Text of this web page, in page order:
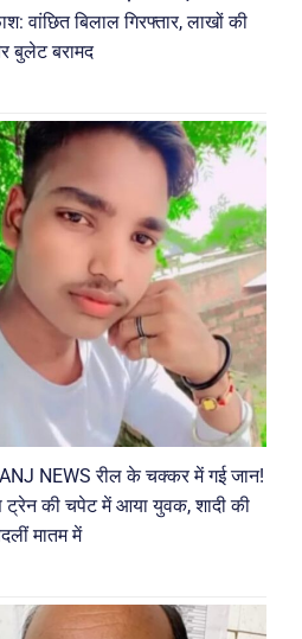
वांछित बिलाल गिरफ्तार, लाखों की
बुलेट बरामद
NEWS रील के चक्कर में गई जान!
की चपेट में आया युवक, शादी की
मातम में